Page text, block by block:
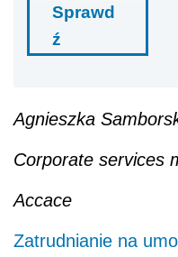
Sprawd
ź
Agnieszka
Corporate services
Accace
Zatrudnianie na